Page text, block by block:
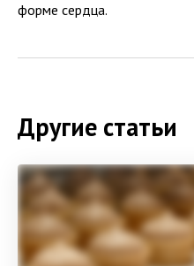
форме сердца.
Другие статьи